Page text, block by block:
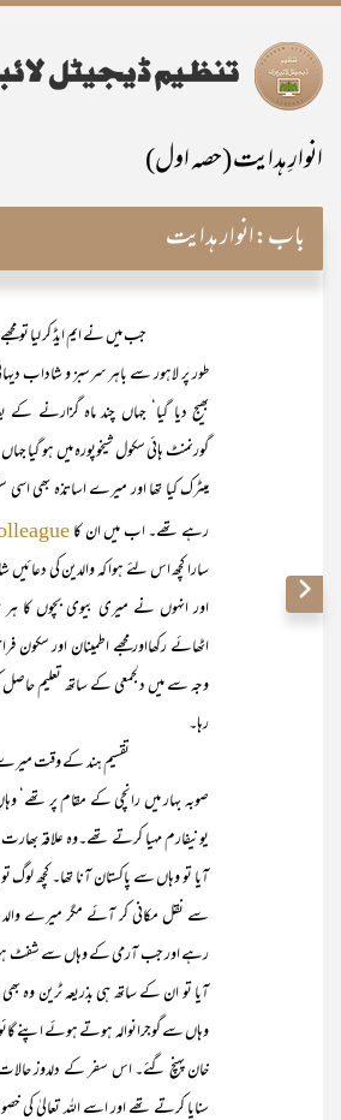
انوارِ ہدایت (حصہ اول)
باب:انوار ہدایت
جب میں نے ایم ایڈ کر لیا تو مجھے
طور پر لاہور سے باہر سرسبز و شاداب
بھیج دیا گیا‘ جہاں چند ماہ گزارنے کے
گورنمنٹ ہائی سکول شیخوپورہ میں ہو گیا
میٹرک کیا تھا اور میرے اساتذہ بھی اسی
رہے تھے۔ اب میں ان کا
سارا کچھ اس لئے ہوا کہ والدین کی دعائیں
اور انہوں نے میری بیوی بچوں کا
اٹھائے رکھااور مجھے اطمینان اور سکون
وجہ سے میں دلجمعی کے ساتھ تعلیم حاصل
رہا۔
تقسیم ہند کے وقت میرے
صوبہ بہار میں رانچی کے مقام پر تھے‘
یونیفارم مہیا کرتے تھے۔وہ علاقہ
آیا تو وہاں سے پاکستان آنا تھا۔ کچھ لوگ
سے نقل مکانی کر آئے مگر میرے
رہے اور جب آرمی کے وہاں سے شفٹ
آیا تو ان کے ساتھ ہی بذریعہ ٹرین وہ بھی
وہاں سے گوجرانوالہ ہوتے ہوئے اپنے
خان پہنچ گئے۔ اس سفر کے دلدوز
سنایا کرتے تھے اور اسے اللہ تعالیٰ کی